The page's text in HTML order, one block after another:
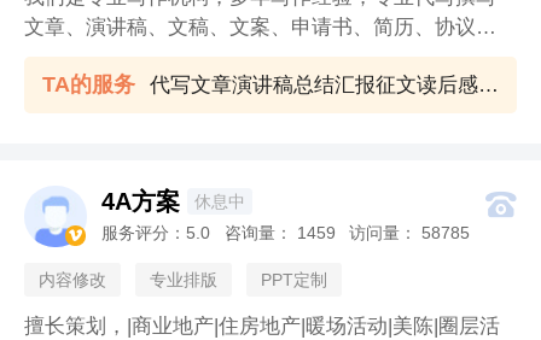
文章、演讲稿、文稿、文案、申请书、简历、协议、p
pt、汇报、报告、方案、策划、征文、心得、工作总结
代写代改写作服务
TA的服务 代写文章演讲稿总结汇报征文读后感文案撰写写作修改服务

4A方案 休息中 
服务评分： 5.0 咨询量： 1459 访问量： 58785
内容修改 专业排版 PPT定制
擅长策划，|商业地产|住房地产|暖场活动|美陈|圈层活